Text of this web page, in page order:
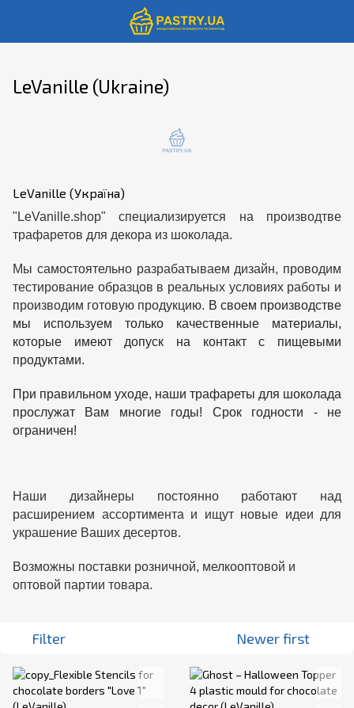
LeVanille (Ukraine)
LeVanille (Україна)
"LeVanille.shop" специализируется на производтве
трафаретов для декора из шоколада.
Мы самостоятельно разрабатываем дизайн, проводим
тестирование образцов в реальных условиях работы и
производим готовую продукцию. В своем производстве
мы используем только качественные материалы,
которые имеют допуск на контакт с пищевыми
продуктами.
При правильном уходе, наши трафареты для шоколада
прослужат Вам многие годы! Срок годности - не
ограничен!
Наши дизайнеры постоянно работают над
расширением ассортимента и ищут новые идеи для
украшение Ваших десертов.
Возможны поставки розничной, мелкооптовой и
оптовой партии товара.
Filter Newer first